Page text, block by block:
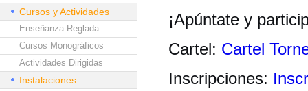
Cursos y Actividades
Enseñanza Reglada
Cursos Monográficos
Actividades Dirigidas
Instalaciones
¡Apúntate y
Cartel: Cartel
Inscripciones: